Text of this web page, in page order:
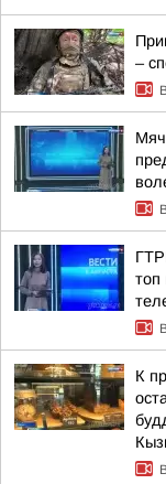
–
топ
К